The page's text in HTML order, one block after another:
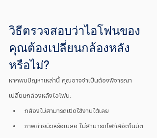
วิธีตรวจสอบว่าไอโฟนของ
คุณต้องเปลี่ยนกล้องหลัง
หรือไม่?
หากพบปัญหาเหล่านี้ คุณอาจจำเป็นต้องพิจารณา
เปลี่ยนกล้องหลังไอโฟน:
กล้องไม่สามารถเปิดใช้งานได้เลย
ภาพถ่ายมัวหรือเบลอ ไม่สามารถโฟกัสอัตโนมัติ